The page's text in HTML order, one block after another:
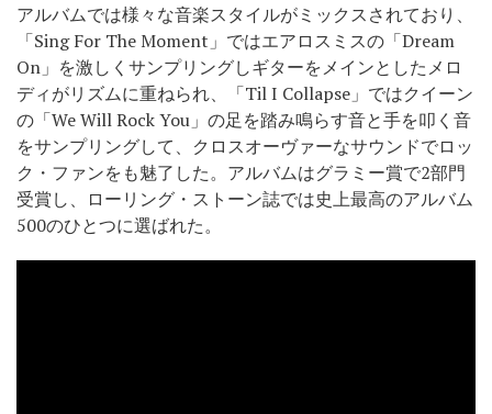
アルバムでは様々な音楽スタイルがミックスされており、
「Sing For The Moment」ではエアロスミスの「Dream
On」を激しくサンプリングしギターをメインとしたメロ
ディがリズムに重ねられ、「Til I Collapse」ではクイーン
の「We Will Rock You」の足を踏み鳴らす音と手を叩く音
をサンプリングして、クロスオーヴァーなサウンドでロッ
ク・ファンをも魅了した。アルバムはグラミー賞で2部門
受賞し、ローリング・ストーン誌では史上最高のアルバム
500のひとつに選ばれた。